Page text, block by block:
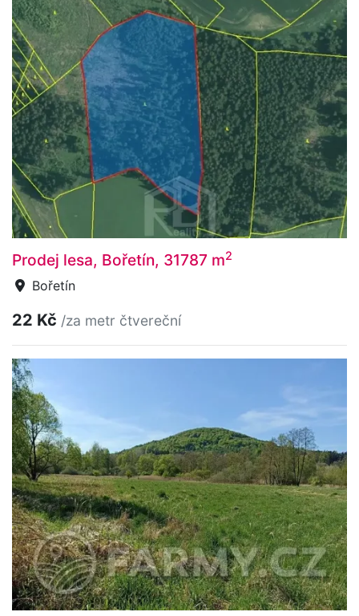
Prodej lesa, Bořetín, 31787 m2
Bořetín
22 Kč /za metr čtvereční